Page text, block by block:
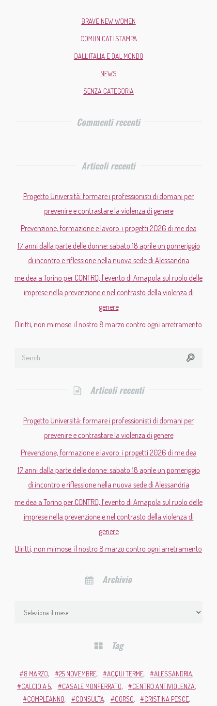
BRAVE NEW WOMEN
COMUNICATI STAMPA
DALL'ITALIA E DAL MONDO
NEWS
SENZA CATEGORIA
Commenti recenti
Articoli recenti
Progetto Università: formare i professionisti di domani per
prevenire e contrastare la violenza di genere
Prevenzione, formazione e lavoro: i progetti 2026 di me.dea
17 anni dalla parte delle donne: sabato 18 aprile un pomeriggio
di incontro e riflessione nella nuova sede di Alessandria
me.dea a Torino per CONTRO, l’evento di Amapola sul ruolo delle
imprese nella prevenzione e nel contrasto della violenza di
genere
Diritti, non mimose: il nostro 8 marzo contro ogni arretramento
Articoli recenti
Progetto Università: formare i professionisti di domani per
prevenire e contrastare la violenza di genere
Prevenzione, formazione e lavoro: i progetti 2026 di me.dea
17 anni dalla parte delle donne: sabato 18 aprile un pomeriggio
di incontro e riflessione nella nuova sede di Alessandria
me.dea a Torino per CONTRO, l’evento di Amapola sul ruolo delle
imprese nella prevenzione e nel contrasto della violenza di
genere
Diritti, non mimose: il nostro 8 marzo contro ogni arretramento
Archivio
Tag
8 MARZO 25 NOVEMBRE ACQUI TERME
ALESSANDRIA
CALCIO A 5
CASALE MONFERRATO
CENTRO ANTIVIOLENZA
COMPLEANNO
CONSULTA CORSO CRISTINA PESCE